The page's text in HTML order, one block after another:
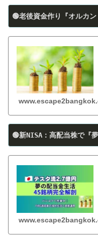
🟢老後資金作り『オルカン
🟢新NISA：高配当株で『